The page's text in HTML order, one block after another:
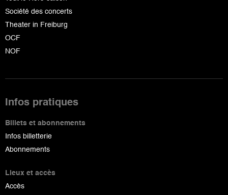
Société des concerts
Theater in Freiburg
OCF
NOF
Infos pratiques
Billets et abonnements
Infos billetterie
Abonnements
Lieux et accès
Accès